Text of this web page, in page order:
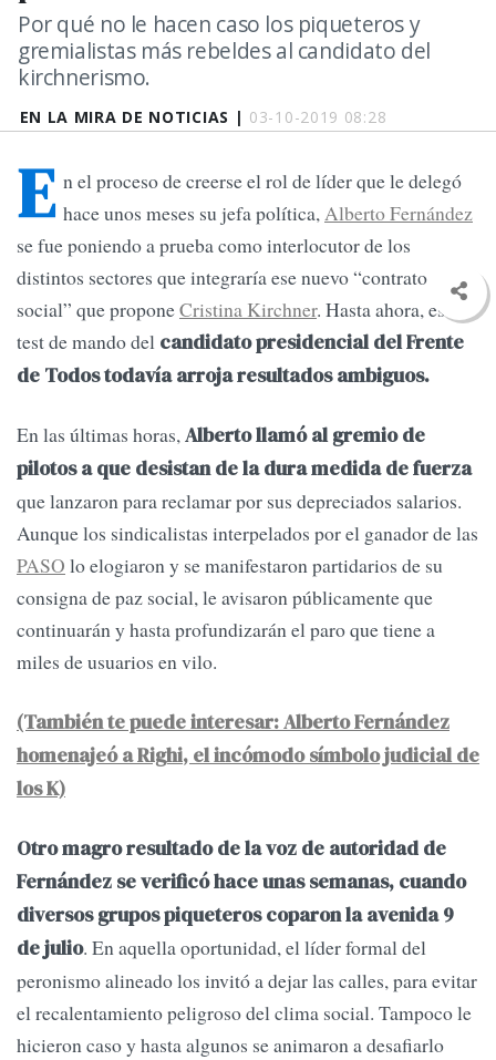
EN LA MIRA DE NOTICIAS | 03-10-2019 08:28
Por qué no le hacen caso los piqueteros y
gremialistas más rebeldes al candidato del
kirchnerismo.
E n el proceso de creerse el rol de líder que le delegó
hace unos meses su jefa política,Alberto Fernández
se fue poniendo a prueba como interlocutor de los
distintos sectores que integraría ese nuevo “contrato
social” que proponeCristina Kirchner. Hasta ahora, ese
test de mando del candidato presidencial del Frente
de Todos todavía arroja resultados ambiguos.
En las últimas horas,Alberto llamó al gremio de
pilotos a que desistan de la dura medida de fuerza
que lanzaron para reclamar por sus depreciados salarios.
Aunque los sindicalistas interpelados por el ganador de las
PASO lo elogiaron y se manifestaron partidarios de su
consigna de paz social, le avisaron públicamente que
continuarán y hasta profundizarán el paro que tiene a
miles de usuarios en vilo.
(También te puede interesar: Alberto Fernández
homenajeó a Righi, el incómodo símbolo judicial de
los K)
Otro magro resultado de la voz de autoridad de
Fernández se verificó hace unas semanas, cuando
diversos grupos piqueteros coparon la avenida 9
de julio. En aquella oportunidad, el líder formal del
peronismo alineado los invitó a dejar las calles, para evitar
el recalentamiento peligroso del clima social. Tampoco le
hicieron caso y hasta algunos se animaron a desafiarlo